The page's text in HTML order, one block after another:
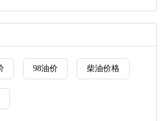
98油价 柴油价格